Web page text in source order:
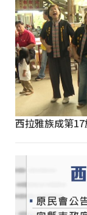
西拉雅族成第